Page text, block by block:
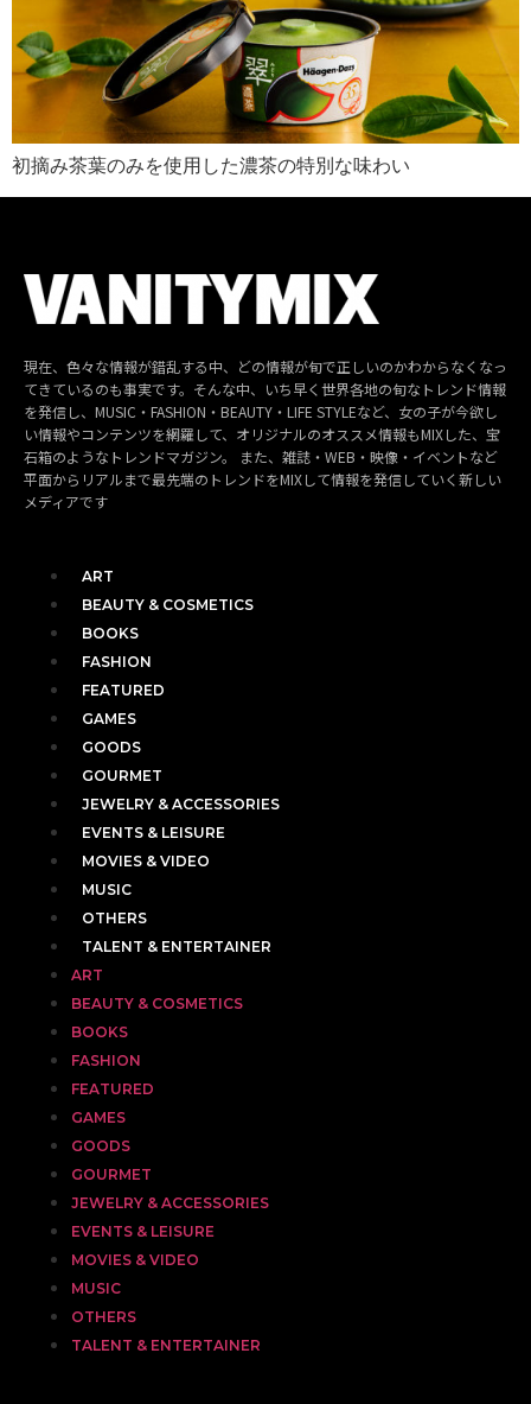
初摘み茶葉のみを使用した濃茶の特別な味わい
現在、色々な情報が錯乱する中、どの情報が旬で正しいのかわからなくなっ
てきているのも事実です。そんな中、いち早く世界各地の旬なトレンド情報
を発信し、MUSIC・FASHION・BEAUTY・LIFE STYLEなど、女の子が今欲し
い情報やコンテンツを網羅して、オリジナルのオススメ情報もMIXした、宝
石箱のようなトレンドマガジン。 また、雑誌・WEB・映像・イベントなど
平面からリアルまで最先端のトレンドをMIXして情報を発信していく新しい
メディアです
ART
BEAUTY & COSMETICS
BOOKS
FASHION
FEATURED
GAMES
GOODS
GOURMET
JEWELRY & ACCESSORIES
EVENTS & LEISURE
MOVIES & VIDEO
MUSIC
OTHERS
TALENT & ENTERTAINER
ART
BEAUTY & COSMETICS
BOOKS
FASHION
FEATURED
GAMES
GOODS
GOURMET
JEWELRY & ACCESSORIES
EVENTS & LEISURE
MOVIES & VIDEO
MUSIC
OTHERS
TALENT & ENTERTAINER